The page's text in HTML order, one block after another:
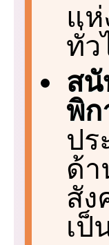
แ
ทั่ว
ส
พิก
ปร
ด้า
สั
เป็